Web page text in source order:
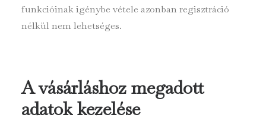
funkcióinak igénybe vétele azonban regisztráció
nélkül nem lehetséges.
A vásárláshoz megadott
adatok kezelése